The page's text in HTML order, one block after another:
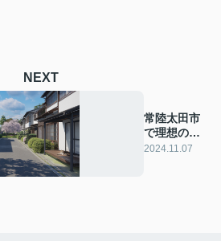
NEXT
常陸太田市
で理想の中
古戸建を見
2024.11.07